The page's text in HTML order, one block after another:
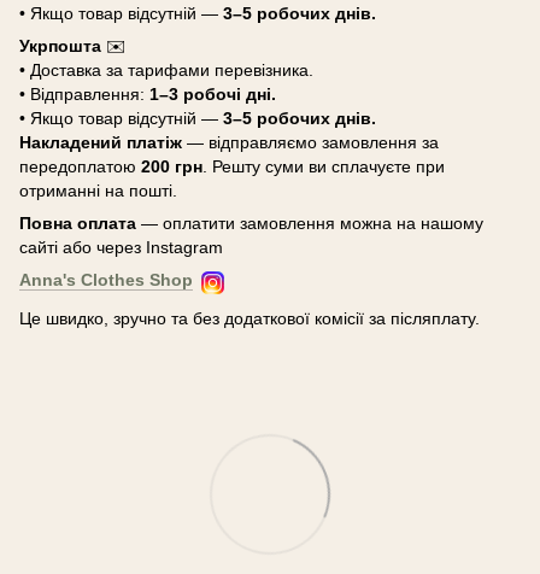
• Якщо товар відсутній — 3–5 робочих днів.
Укрпошта ✉️
• Доставка за тарифами перевізника.
• Відправлення: 1–3 робочі дні.
• Якщо товар відсутній — 3–5 робочих днів.
Накладений платіж — відправляємо замовлення за
передоплатою 200 грн . Решту суми ви сплачуєте при
отриманні на пошті.
Повна оплата — оплатити замовлення можна на нашому
сайті або через Instagram
Anna's Clothes Shop
Це швидко, зручно та без додаткової комісії за післяплату.